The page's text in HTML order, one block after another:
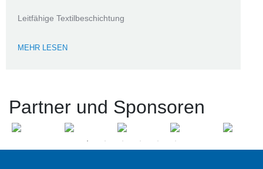
Leitfähige Textilbeschichtung
MEHR LESEN
Partner und Sponsoren